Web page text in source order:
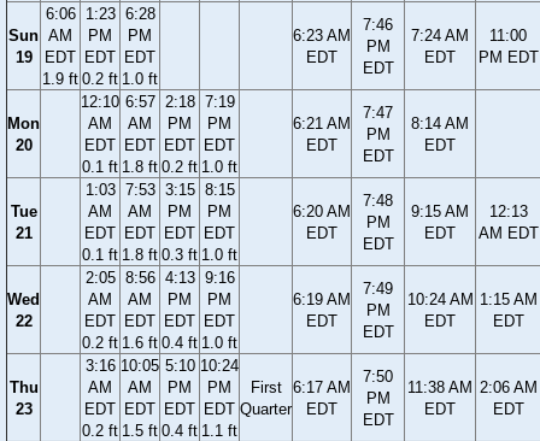
Sun
19
6:06
AM
EDT
1.9 ft
1:23
PM
EDT
0.2 ft
6:28
PM
EDT
1.0 ft
6:23 AM
EDT
7:46
PM
EDT
7:24 AM
EDT
11:00
PM EDT
Mon
20
12:10
AM
EDT
0.1 ft
6:57
AM
EDT
1.8 ft
2:18
PM
EDT
0.2 ft
7:19
PM
EDT
1.0 ft
6:21 AM
EDT
7:47
PM
EDT
8:14 AM
EDT
Tue
21
1:03
AM
EDT
0.1 ft
7:53
AM
EDT
1.8 ft
3:15
PM
EDT
0.3 ft
8:15
PM
EDT
1.0 ft
6:20 AM
EDT
7:48
PM
EDT
9:15 AM
EDT
12:13
AM EDT
Wed
22
2:05
AM
EDT
0.2 ft
8:56
AM
EDT
1.6 ft
4:13
PM
EDT
0.4 ft
9:16
PM
EDT
1.0 ft
6:19 AM
EDT
7:49
PM
EDT
10:24 AM
EDT
1:15 AM
EDT
Thu
23
3:16
AM
EDT
0.2 ft
10:05
AM
EDT
1.5 ft
5:10
PM
EDT
0.4 ft
10:24
PM
EDT
1.1 ft
First
Quarter
6:17 AM
EDT
7:50
PM
EDT
11:38 AM
EDT
2:06 AM
EDT